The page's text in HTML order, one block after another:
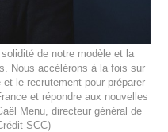
de notre modèle et la
Nous accélérons à la fois sur
le recrutement pour préparer
et répondre aux nouvelles
Menu, directeur général de
SCC)